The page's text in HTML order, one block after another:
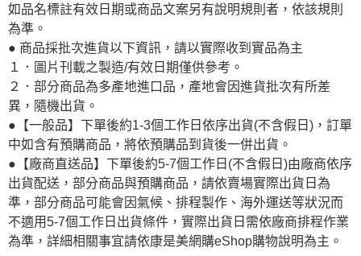
如品名標註有效日期或商品文案另有說明規則者，依該規則
為準。
● 商品採批次進貨以下資訊，請以實際收到實品為主
１．圖片刊載之製造/有效日期僅供參考。
２．部分商品為多產地進口品，產地會因進貨批次有所差
異，隨機出貨。
●【一般品】下單後約1-3個工作日依序出貨(不含假日)，訂單
中如含有預購商品，將依預購品到貨後一併出貨。
●【廠商直送品】下單後約5-7個工作日(不含假日)由廠商依序
出貨配送，部分商品與預購商品，請依賣場實際出貨日為
準，部分商品可能會因氣候、排程製作、海外運送等狀況而
不適用5-7個工作日出貨條件，實際出貨日需依廠商排程作業
為準，詳細相關事宜請依康是美網購eShop購物說明為主。